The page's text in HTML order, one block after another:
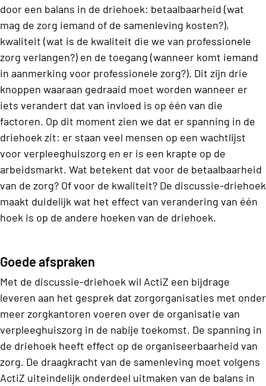
door een balans in de driehoek: betaalbaarheid (wat
mag de zorg iemand of de samenleving kosten?),
kwaliteit (wat is de kwaliteit die we van professionele
zorg verlangen?) en de toegang (wanneer komt iemand
in aanmerking voor professionele zorg?). Dit zijn drie
knoppen waaraan gedraaid moet worden wanneer er
iets verandert dat van invloed is op één van die
factoren. Op dit moment zien we dat er spanning in de
driehoek zit: er staan veel mensen op een wachtlijst
voor verpleeghuiszorg en er is een krapte op de
arbeidsmarkt. Wat betekent dat voor de betaalbaarheid
van de zorg? Of voor de kwaliteit? De discussie-driehoek
maakt duidelijk wat het effect van verandering van één
hoek is op de andere hoeken van de driehoek.
Goede afspraken
Met de discussie-driehoek wil ActiZ een bijdrage
leveren aan het gesprek dat zorgorganisaties met onder
meer zorgkantoren voeren over de organisatie van
verpleeghuiszorg in de nabije toekomst. De spanning in
de driehoek heeft effect op de organiseerbaarheid van
zorg. De draagkracht van de samenleving moet volgens
ActiZ uiteindelijk onderdeel uitmaken van de balans in